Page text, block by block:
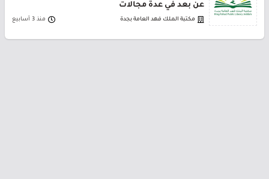
عن بعد في عدة مجالات
مكتبة الملك فهد العامة بجدة منذ 3 أسابيع